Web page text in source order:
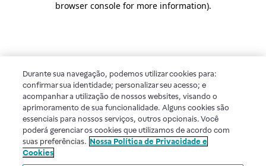
browser console for more information).
Durante sua navegação, podemos utilizar cookies para:
confirmar sua identidade; personalizar seu acesso; e
acompanhar a utilização de nossos websites, visando o
aprimoramento de sua funcionalidade. Alguns cookies são
essenciais para nossos serviços, outros opcionais. Você
poderá gerenciar os cookies que utilizamos de acordo com
suas preferências. Nossa Política de Privacidade e
Cookies